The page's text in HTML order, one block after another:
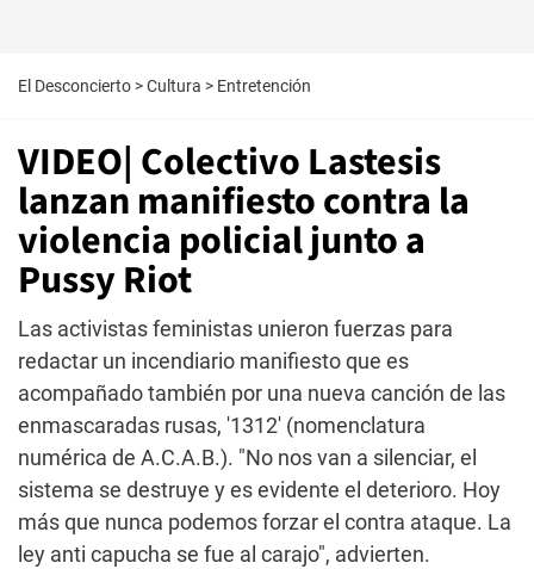
El Desconcierto >Cultura > Entretención
VIDEO| Colectivo Lastesis
lanzan manifiesto contra la
violencia policial junto a
Pussy Riot
Las activistas feministas unieron fuerzas para
redactar un incendiario manifiesto que es
acompañado también por una nueva canción de las
enmascaradas rusas, '1312' (nomenclatura
numérica de A.C.A.B.). "No nos van a silenciar, el
sistema se destruye y es evidente el deterioro. Hoy
más que nunca podemos forzar el contra ataque. La
ley anti capucha se fue al carajo", advierten.